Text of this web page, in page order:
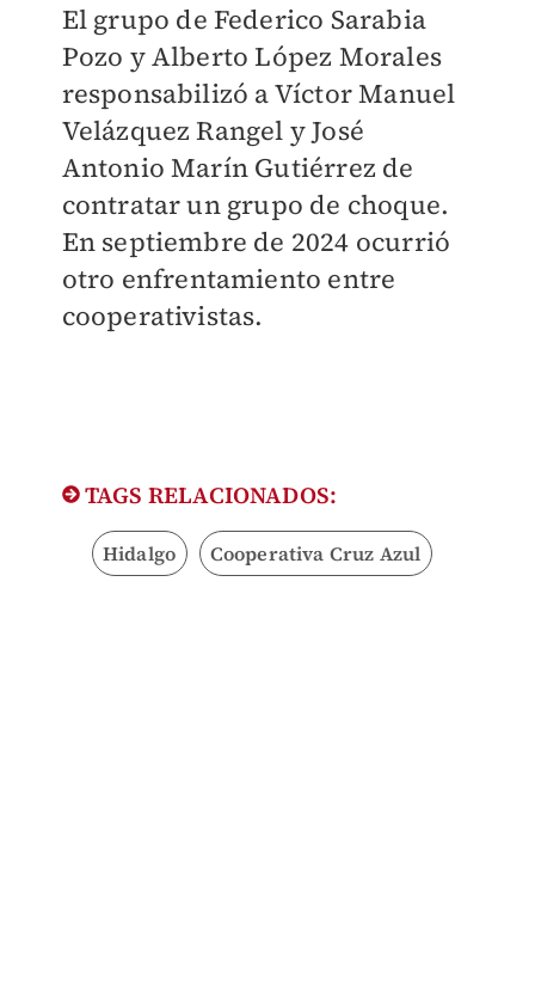
El grupo de Federico Sarabia
Pozo y Alberto López Morales
responsabilizó a Víctor Manuel
Velázquez Rangel y José
Antonio Marín Gutiérrez de
contratar un grupo de choque.
En septiembre de 2024 ocurrió
otro enfrentamiento entre
cooperativistas.
TAGS RELACIONADOS:
Hidalgo Cooperativa Cruz Azul